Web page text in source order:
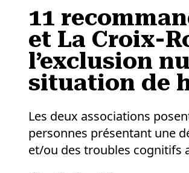
11
et La Croix-
l’exclusion
situation de
Les deux associations
personnes présentant une
et/ou des troubles cognitifs